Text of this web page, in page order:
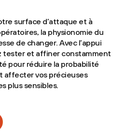
surface d’attaque et à
la physionomie du
de changer. Avec l’appui
tester et affiner constamment
pour réduire la probabilité
affecter vos précieuses
plus sensibles.